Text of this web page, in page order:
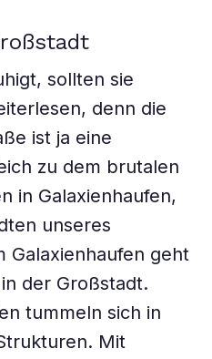
sollten sie
denn die
ist ja eine
zu dem brutalen
in Galaxienhaufen,
unseres
Galaxienhaufen geht
der Großstadt.
tummeln sich in
Mit